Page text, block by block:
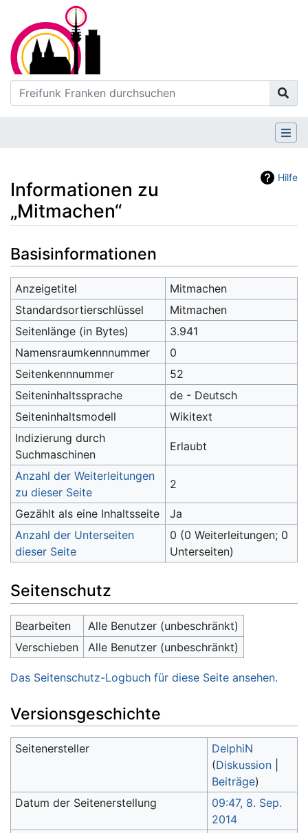
Hilfe
Informationen zu
„Mitmachen“
Wechseln zu: Navigation
Basisinformationen
Anzeigetitel
Mitmachen
Standardsortierschlüssel
Mitmachen
Seitenlänge (in Bytes)
3.941
Namensraumkennnummer
0
Seitenkennnummer
52
Seiteninhaltssprache
de - Deutsch
Seiteninhaltsmodell
Wikitext
Indizierung durch
Suchmaschinen
Erlaubt
Anzahl der Weiterleitungen
zu dieser Seite
2
Gezählt als eine Inhaltsseite
Ja
Anzahl der Unterseiten
dieser Seite
0 (0 Weiterleitungen; 0
Unterseiten)
Seitenschutz
Bearbeiten
Alle Benutzer (unbeschränkt)
Verschieben
Alle Benutzer (unbeschränkt)
Das Seitenschutz-Logbuch für diese Seite ansehen.
Versionsgeschichte
Seitenersteller
DelphiN
(Diskussion
Beiträge)
Datum der Seitenerstellung
09:47, 8. Sep.
2014